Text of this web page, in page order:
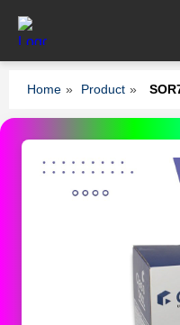
Home » Product »